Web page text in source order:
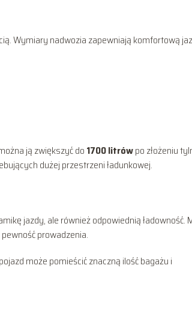
Wymiary nadwozia zapewniają komfortową
ją zwiększyć do 1700 litrówpo złożeniu
dużej przestrzeni ładunkowej.
jazdy, ale również odpowiednią ładowność.
prowadzenia.
może pomieścić znaczną ilość bagażu i